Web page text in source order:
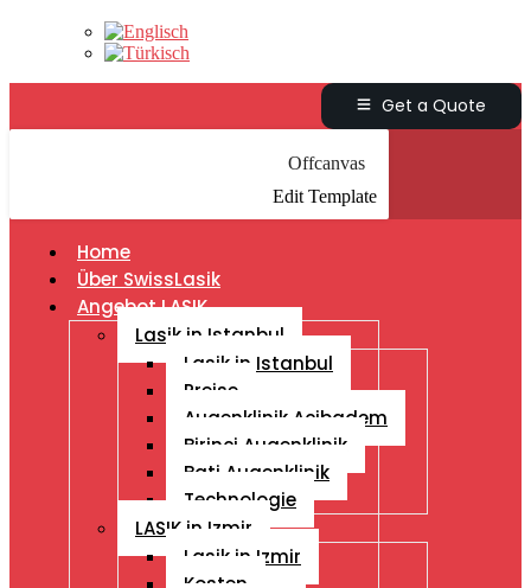
Get a Quote
Offcanvas
Edit Template
Home
Über SwissLasik
Angebot LASIK
Lasik in Istanbul
Lasik in Istanbul
Preise
Augenklinik Acibadem
Birinci Augenklinik
Bati Augenklinik
Technologie
LASIK in Izmir
Lasik in Izmir